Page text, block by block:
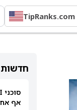
TipRanks.com
חדשות
אף